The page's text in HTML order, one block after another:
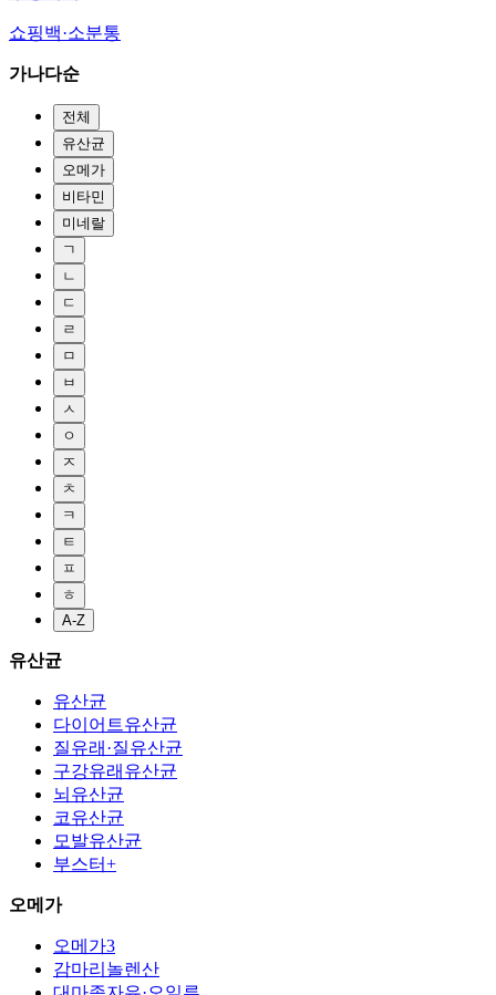
쇼핑백·소분통
가나다순
전체
유산균
오메가
비타민
미네랄
ㄱ
ㄴ
ㄷ
ㄹ
ㅁ
ㅂ
ㅅ
ㅇ
ㅈ
ㅊ
ㅋ
ㅌ
ㅍ
ㅎ
A-Z
유산균
유산균
다이어트유산균
질유래·질유산균
구강유래유산균
뇌유산균
코유산균
모발유산균
부스터+
오메가
오메가3
감마리놀렌산